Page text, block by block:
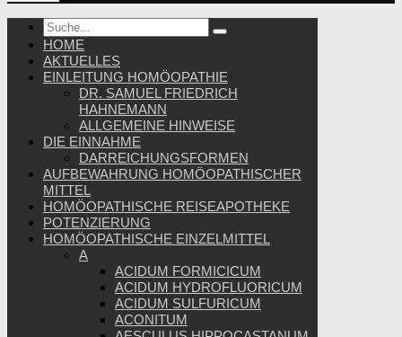
HOME
AKTUELLES
EINLEITUNG HOMÖOPATHIE
DR. SAMUEL FRIEDRICH
HAHNEMANN
ALLGEMEINE HINWEISE
DIE EINNAHME
DARREICHUNGSFORMEN
AUFBEWAHRUNG HOMÖOPATHISCHER
MITTEL
HOMÖOPATHISCHE REISEAPOTHEKE
POTENZIERUNG
HOMÖOPATHISCHE EINZELMITTEL
A
ACIDUM FORMICICUM
ACIDUM HYDROFLUORICUM
ACIDUM SULFURICUM
ACONITUM